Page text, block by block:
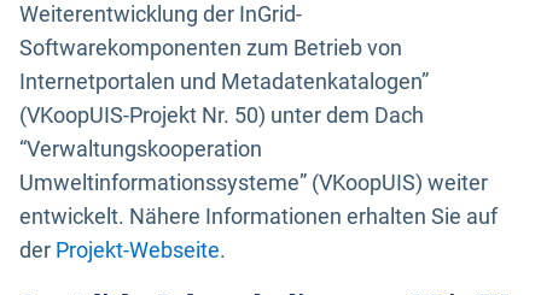
Weiterentwicklung der InGrid-
Softwarekomponenten zum Betrieb von
Internetportalen und Metadatenkatalogen”
(VKoopUIS-Projekt Nr. 50) unter dem Dach
“Verwaltungskooperation
Umweltinformationssysteme” (VKoopUIS) weiter
entwickelt. Nähere Informationen erhalten Sie auf
der Projekt-Webseite.